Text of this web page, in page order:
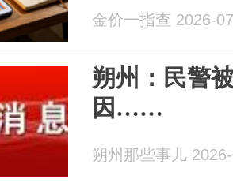
金价一指查 2026-
朔州：民警
因……
朔州那些事儿